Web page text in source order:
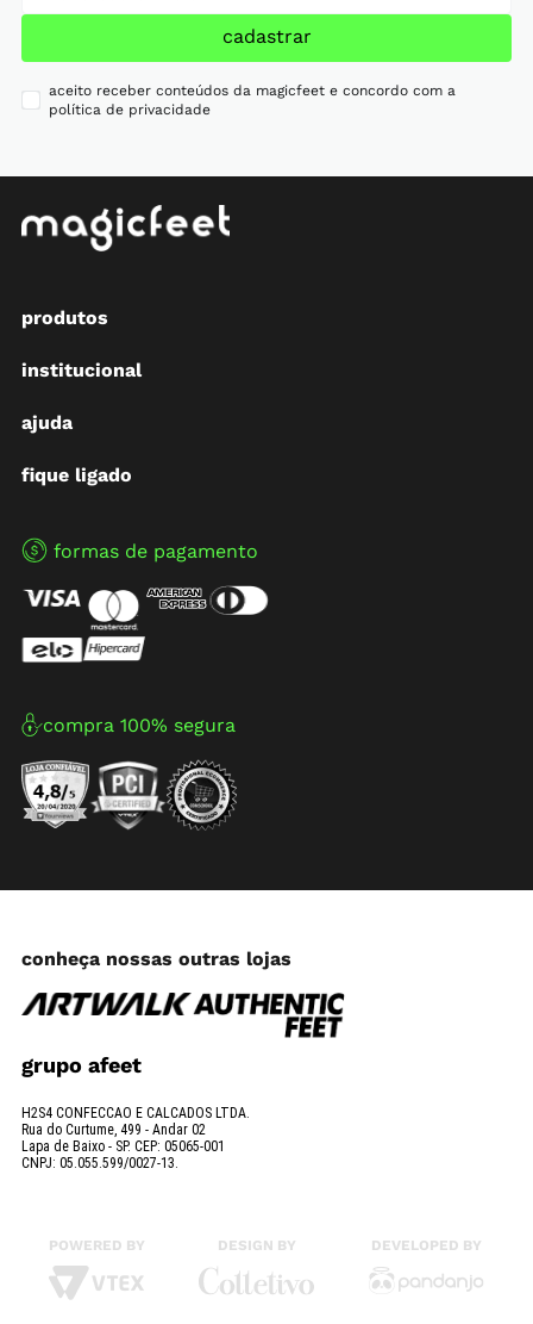
cadastrar
aceito receber conteúdos da magicfeet e concordo com a
política de privacidade
produtos
institucional
ajuda
fique ligado
formas de pagamento
compra 100% segura
conheça nossas outras lojas
grupo afeet
H2S4 CONFECCAO E CALCADOS LTDA.
Rua do Curtume, 499 - Andar 02
Lapa de Baixo - SP. CEP: 05065-001
CNPJ: 05.055.599/0027-13.
POWERED BY DESIGN BY DEVELOPED BY